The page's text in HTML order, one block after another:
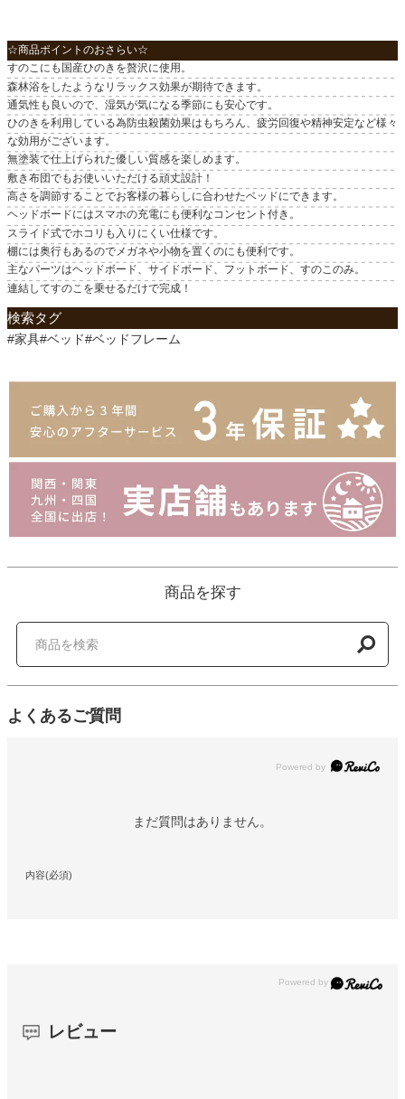
☆商品ポイントのおさらい☆
すのこにも国産ひのきを贅沢に使用。
森林浴をしたようなリラックス効果が期待できます。
通気性も良いので、湿気が気になる季節にも安心です。
ひのきを利用している為防虫殺菌効果はもちろん、疲労回復や精神安定など様々
な効用がございます。
無塗装で仕上げられた優しい質感を楽しめます。
敷き布団でもお使いいただける頑丈設計！
高さを調節することでお客様の暮らしに合わせたベッドにできます。
ヘッドボードにはスマホの充電にも便利なコンセント付き。
スライド式でホコリも入りにくい仕様です。
棚には奥行もあるのでメガネや小物を置くのにも便利です。
主なパーツはヘッドボード、サイドボード、フットボード、すのこのみ。
連結してすのこを乗せるだけで完成！
検索タグ
#家具#ベッド#ベッドフレーム
商品を探す
よくあるご質問
Powered by
まだ質問はありません。
内容(必須)
レビュー